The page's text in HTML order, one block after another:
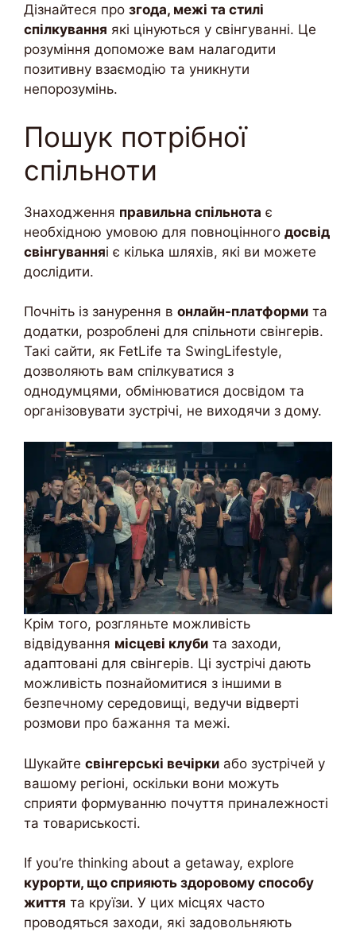
Дізнайтеся про згода, межі та стилі
спілкування які цінуються у свінгуванні. Це
розуміння допоможе вам налагодити
позитивну взаємодію та уникнути
непорозумінь.
Пошук потрібної
спільноти
Знаходження правильна спільнота є
необхідною умовою для повноцінного досвід
свінгуванняі є кілька шляхів, які ви можете
дослідити.
Почніть із занурення в онлайн-платформи та
додатки, розроблені для спільноти свінгерів.
Такі сайти, як FetLife та SwingLifestyle,
дозволяють вам спілкуватися з
однодумцями, обмінюватися досвідом та
організовувати зустрічі, не виходячи з дому.
Крім того, розгляньте можливість
відвідування місцеві клуби та заходи,
адаптовані для свінгерів. Ці зустрічі дають
можливість познайомитися з іншими в
безпечному середовищі, ведучи відверті
розмови про бажання та межі.
Шукайте свінгерські вечірки або зустрічей у
вашому регіоні, оскільки вони можуть
сприяти формуванню почуття приналежності
та товариськості.
If you’re thinking about a getaway, explore
курорти, що сприяють здоровому способу
життя та круїзи. У цих місцях часто
проводяться заходи, які задовольняють